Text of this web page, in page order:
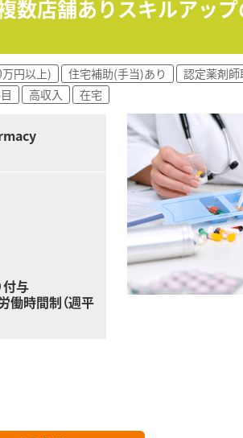
く場合がございます。
・看護師・事務職全ての職員を集めての
修等も行われています。
算定方法等の教育カリキュラムをご準備
6カ月の病院研修も行われています。
店舗を増やしていく方針です。
ます。
いらっしゃいます。
務で感じたことや、患者さまからの要
います。
二次元バーコードやクリーンベンチ、ピ
数店舗ありスキルアッ
円以上) 住宅補助(手当)あり
認定薬剤師
高収入 在宅
与
時間制（週平